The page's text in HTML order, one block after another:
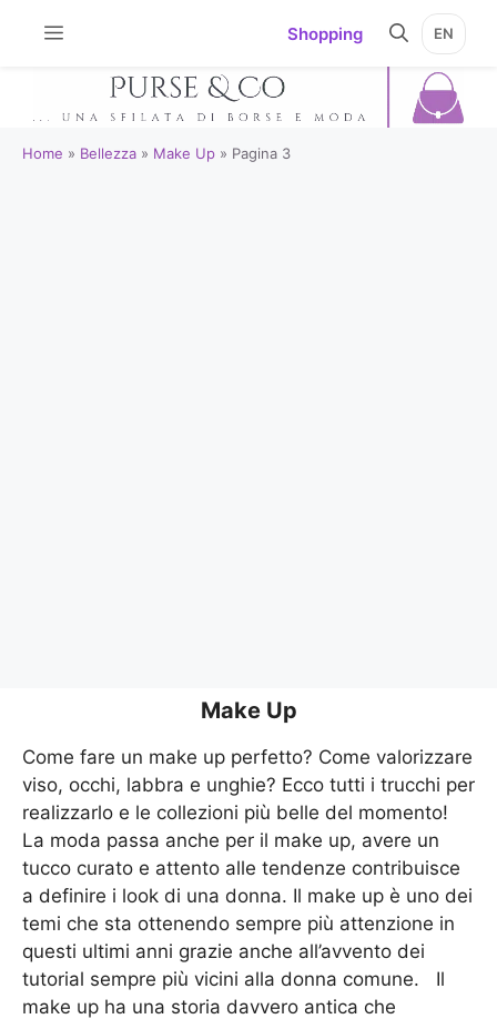
Shopping EN
Home » Bellezza » Make Up » Pagina 3
Make Up
Come fare un make up perfetto? Come valorizzare
viso, occhi, labbra e unghie? Ecco tutti i trucchi per
realizzarlo e le collezioni più belle del momento!
La moda passa anche per il make up, avere un
tucco curato e attento alle tendenze contribuisce
a definire i look di una donna. Il make up è uno dei
temi che sta ottenendo sempre più attenzione in
questi ultimi anni grazie anche all’avvento dei
tutorial sempre più vicini alla donna comune. Il
make up ha una storia davvero antica che